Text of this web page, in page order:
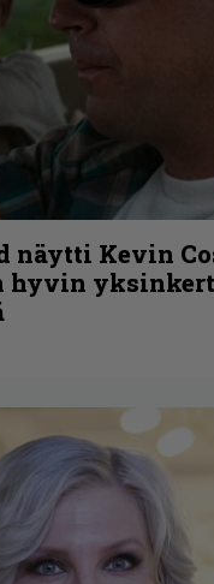
näytti Kevin
hyvin